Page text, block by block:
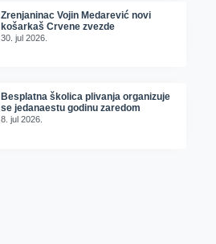
Zrenjaninac Vojin Medarević novi
košarkaš Crvene zvezde
30. jul 2026.
Besplatna školica plivanja organizuje
se jedanaestu godinu zaredom
8. jul 2026.